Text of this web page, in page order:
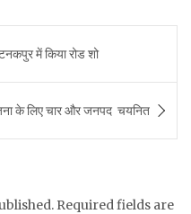
में किया रोड शो
के लिए चार और जनपद चयनित
Required fields are